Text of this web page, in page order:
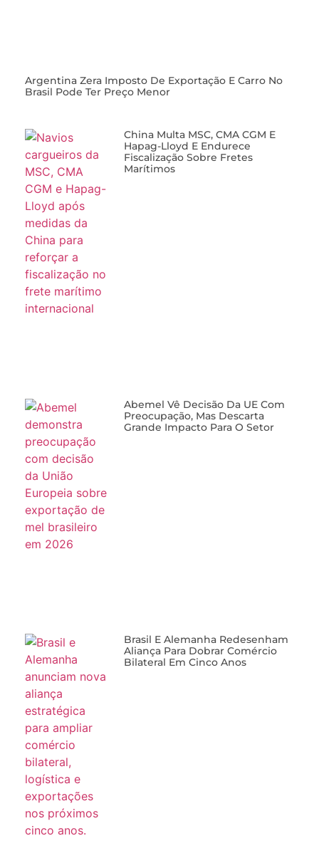
Argentina Zera Imposto De Exportação E Carro No
Brasil Pode Ter Preço Menor
China Multa MSC, CMA CGM E
Hapag-Lloyd E Endurece
Fiscalização Sobre Fretes
Marítimos
Abemel Vê Decisão Da UE Com
Preocupação, Mas Descarta
Grande Impacto Para O Setor
Brasil E Alemanha Redesenham
Aliança Para Dobrar Comércio
Bilateral Em Cinco Anos